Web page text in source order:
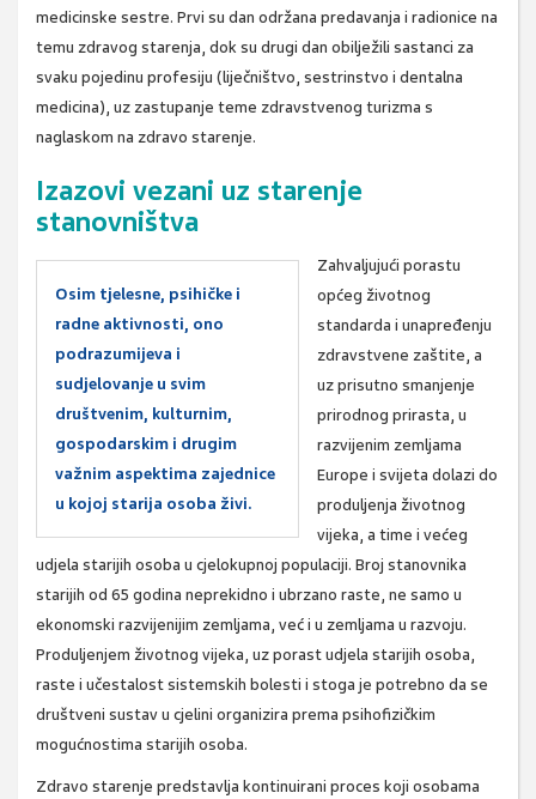
medicinske sestre. Prvi su dan održana predavanja i radionice na
temu zdravog starenja, dok su drugi dan obilježili sastanci za
svaku pojedinu profesiju (liječništvo, sestrinstvo i dentalna
medicina), uz zastupanje teme zdravstvenog turizma s
naglaskom na zdravo starenje.
Izazovi vezani uz starenje
stanovništva
Osim tjelesne, psihičke i
radne aktivnosti, ono
podrazumijeva i
sudjelovanje u svim
društvenim, kulturnim,
gospodarskim i drugim
važnim aspektima zajednice
u kojoj starija osoba živi.
Zahvaljujući porastu
općeg životnog
standarda i unapređenju
zdravstvene zaštite, a
uz prisutno smanjenje
prirodnog prirasta, u
razvijenim zemljama
Europe i svijeta dolazi do
produljenja životnog
vijeka, a time i većeg
udjela starijih osoba u cjelokupnoj populaciji. Broj stanovnika
starijih od 65 godina neprekidno i ubrzano raste, ne samo u
ekonomski razvijenijim zemljama, već i u zemljama u razvoju.
Produljenjem životnog vijeka, uz porast udjela starijih osoba,
raste i učestalost sistemskih bolesti i stoga je potrebno da se
društveni sustav u cjelini organizira prema psihofizičkim
mogućnostima starijih osoba.
Zdravo starenje predstavlja kontinuirani proces koji osobama